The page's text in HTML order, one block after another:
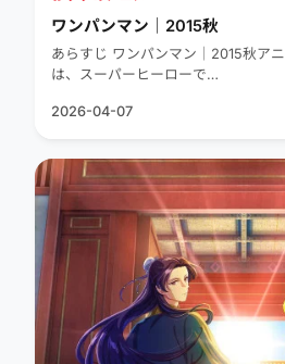
ワンパンマン｜2015秋
あらすじ ワンパンマン｜2015秋ア
は、スーパーヒーローで…
2026-04-07